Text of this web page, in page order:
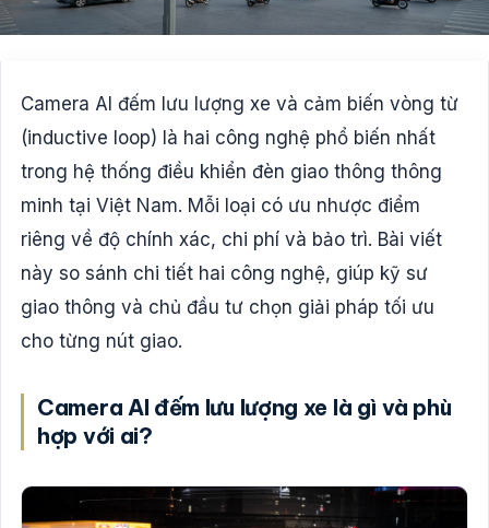
Camera AI đếm lưu lượng xe và cảm biến vòng từ
(inductive loop) là hai công nghệ phổ biến nhất
trong hệ thống điều khiển đèn giao thông thông
minh tại Việt Nam. Mỗi loại có ưu nhược điểm
riêng về độ chính xác, chi phí và bảo trì. Bài viết
này so sánh chi tiết hai công nghệ, giúp kỹ sư
giao thông và chủ đầu tư chọn giải pháp tối ưu
cho từng nút giao.
Camera AI đếm lưu lượng xe là gì và phù
hợp với ai?